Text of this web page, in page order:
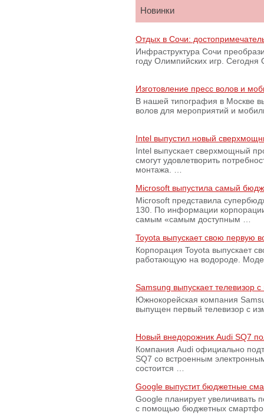
Новинки
Отдых в Сочи:
Инфраструктура Сочи
году Олимпийских игр.
Изготовление пресс волов и
В нашей типография в Москве
волов для мероприятий и
Intel выпустил новый
Intel выпускает сверхмощный
смогут удовлетворить
монтажа. …
Microsoft выпустила самый
Microsoft представила
130. По информации
самым «самым доступным …
Toyota выпускает свою первую
Корпорация Toyota выпускает
работающую на водороде.
Samsung выпускает телевизор
Южнокорейская компания
выпущен первый телевизор с
Новый внедорожник Audi SQ7
Компания Audi официально
SQ7 со встроенным
состоится …
Google выпустит бюджетные
Google планирует увеличивать
с помощью бюджетных